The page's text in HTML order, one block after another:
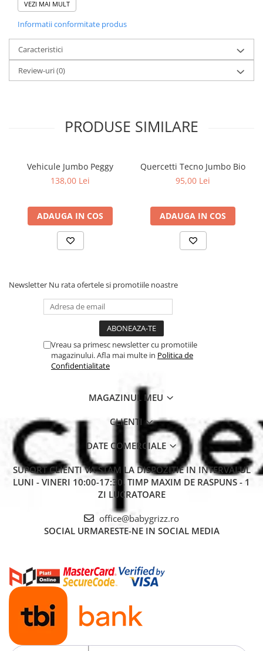
recunoaste brandul ca fiind 100% spaniol. Papusile sunt
siguranta jucariilor.
VEZI MAI MULT
Informatii conformitate produs
Caracteristici
Review-uri(0)
PRODUSE SIMILARE
Vehicule Jumbo Peggy
138,00 Lei
ADAUGA IN COS
Quercetti Tecno Jumbo Bio
95,00 Lei
ADAUGA IN COS
Newsletter Nu rata ofertele si promotiile noastre
Vreau sa primesc newsletter cu promotiile
magazinului. Afla mai multe in Politica de
Confidentialitate
MAGAZINUL MEU
CLIENTI
DATE COMERCIALE
SUPORT CLIENTIVA STAM LA DISPOZITIE IN INTERVALUL
LUNI - VINERI 10:00-17:30. TIMP MAXIM DE RASPUNS - 1
ZI LUCRATOARE
office@babygrizz.ro
SOCIAL URMARESTE-NE IN SOCIAL MEDIA